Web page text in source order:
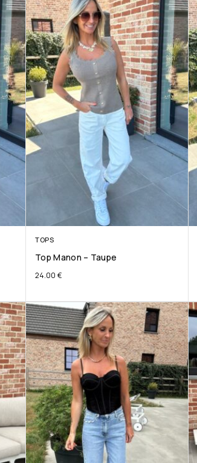
TOPS
Top Manon – Taupe
24.00 €